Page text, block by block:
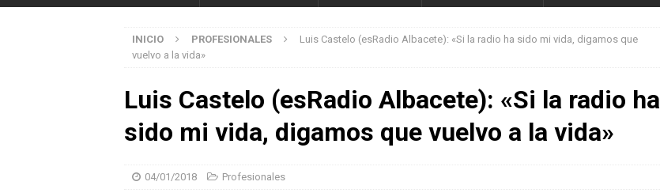
INICIO PROFESIONALES
Luis Castelo (esRadio Albacete): «Si la radio ha sido mi vida, digamos que
vuelvo a la vida»
Luis Castelo (esRadio Albacete): «Si la radio ha
sido mi vida, digamos que vuelvo a la vida»
04/01/2018 Profesionales